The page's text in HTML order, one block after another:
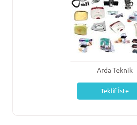
Arda Teknik
Teklif İste